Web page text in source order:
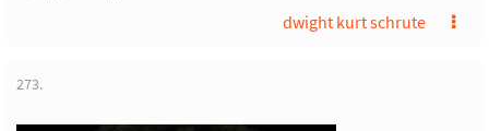
dwight kurt schrute
273.